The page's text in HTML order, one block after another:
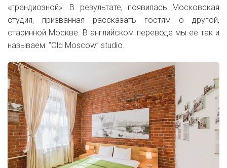
«грандиозной». В результате, появилась Московская
студия, призванная рассказать гостям о другой,
старинной Москве. В английском переводе мы ее так и
называем: “Old Moscow” studio.